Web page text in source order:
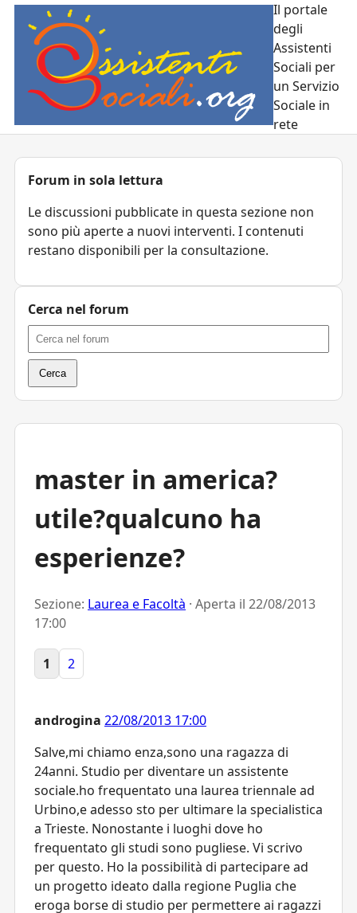
Il portale
degli
Assistenti
Sociali per
un Servizio
Sociale in
rete
master in america?
utile?qualcuno ha
esperienze?
Sezione: Laurea e Facoltà · Aperta il 22/08/2013
17:00
1 2
androgina 22/08/2013 17:00
Salve,mi chiamo enza,sono una ragazza di
24anni. Studio per diventare un assistente
sociale.ho frequentato una laurea triennale ad
Urbino,e adesso sto per ultimare la specialistica
a Trieste. Nonostante i luoghi dove ho
frequentato gli studi sono pugliese. Vi scrivo
per questo. Ho la possibilità di partecipare ad
un progetto ideato dalla regione Puglia che
eroga borse di studio per permettere ai ragazzi
Forum in sola lettura
Le discussioni pubblicate in questa sezione non
sono più aperte a nuovi interventi. I contenuti
restano disponibili per la consultazione.
Cerca nel forum
Cerca